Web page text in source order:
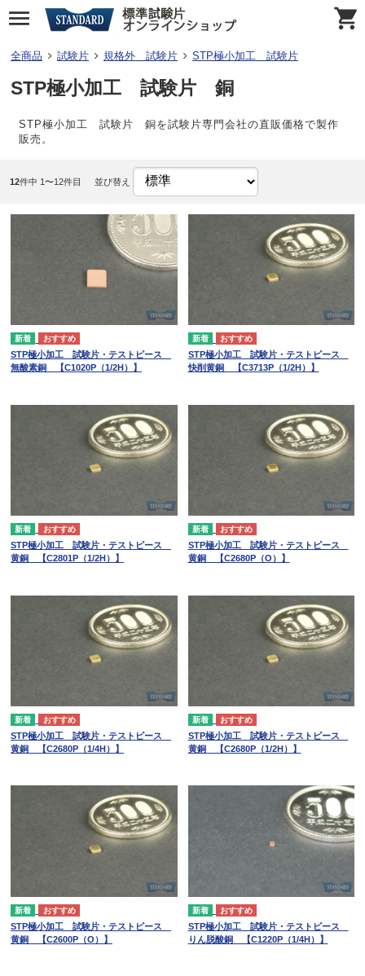
全商品 試験片 規格外 試験片 STP極小加工 試験片
STP極小加工 試験片 銅
STP極小加工 試験片 銅を試験片専門会社の直販価格で製作
販売。
12件中 1〜12件目 並び替え
STP極小加工 試験片・テストピース
無酸素銅 【C1020P（1/2H）】
STP極小加工 試験片・テストピース
快削黄銅 【C3713P（1/2H）】
STP極小加工 試験片・テストピース
黄銅 【C2801P（1/2H）】
STP極小加工 試験片・テストピース
黄銅 【C2680P（O）】
STP極小加工 試験片・テストピース
黄銅 【C2680P（1/4H）】
STP極小加工 試験片・テストピース
黄銅 【C2680P（1/2H）】
STP極小加工 試験片・テストピース
黄銅 【C2600P（O）】
STP極小加工 試験片・テストピース
りん脱酸銅 【C1220P（1/4H）】